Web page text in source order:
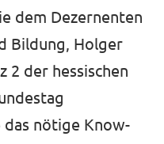
dem Dezernenten
Bildung, Holger
2 der hessischen
nötige Know-